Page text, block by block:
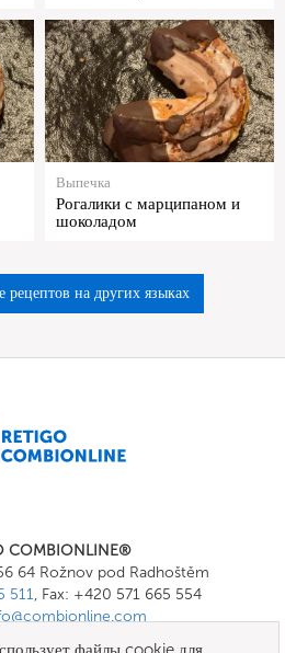
Выпечка
Рогалики с марципаном и
шоколадом
рецептов на других языках
COMBIONLINE®
64 Rožnov pod Radhoštěm
511, Fax: +420 571 665 554